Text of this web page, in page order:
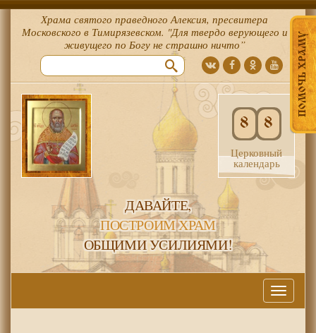
ПОМОЧЬ ХРАМУ
Храма святого праведного Алексия, пресвитера
Московского в Тимирязевском. "Для твердо верующего и
живущего по Богу не страшно ничто”
8 8
Церковный
календарь
ДАВАЙТЕ,
ПОСТРОИМ ХРАМ
ОБЩИМИ УСИЛИЯМИ!
Меню